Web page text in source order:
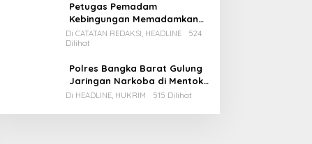
Petugas Pemadam
Kebingungan Memadamkan
Apinya Sendiri
Di CATATAN REDAKSI, HEADLINE
524
Dilihat
Polres Bangka Barat Gulung
Jaringan Narkoba di Mentok,
2 Pemain Besar Diamankan, 1
Di HEADLINE, HUKRIM 515 Dilihat